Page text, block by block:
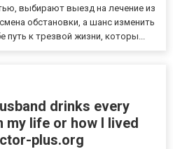
выбирают выезд на лечение из
обстановки, а шанс изменить
к трезвой жизни, которы...
drinks every
my life or how I lived
plus.org